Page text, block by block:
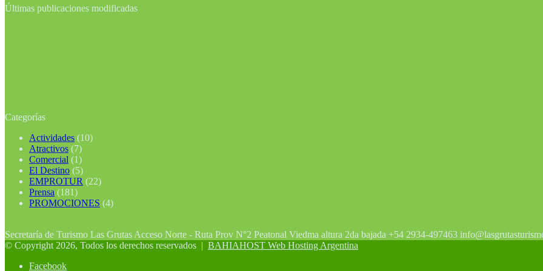
Últimas publicaciones modificadas
Categorías
Actividades (10)
Atractivos (7)
Comercial (1)
El Destino (5)
EMPROTUR (22)
Prensa (181)
PROMOCIONES (4)
Secretaría de Turismo Las Grutas Acceso Norte - Ruta Prov N°2 Peatonal Viedma altura 2da bajada +54 2934-497463
© Copyright 2026, Todos los derechos reservados | BAHIAHOST Web Hosting Argentina
Facebook